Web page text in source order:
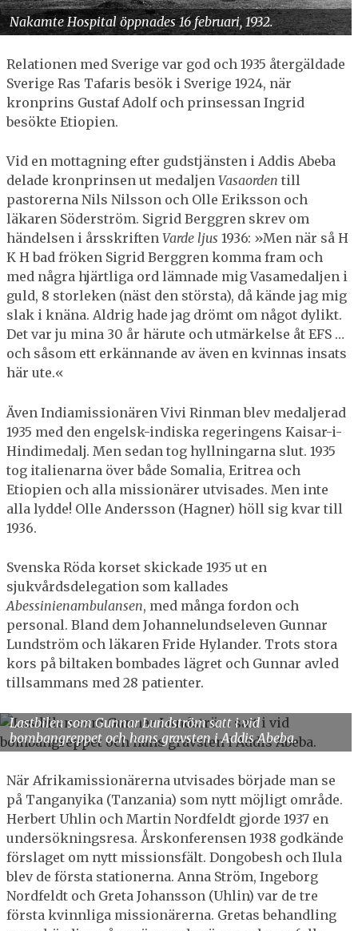
Nakamte Hospital öppnades 16 februari, 1932.
Relationen med Sverige var god och 1935 återgäldade
Sverige Ras Tafaris besök i Sverige 1924, när
kronprins Gustaf Adolf och prinsessan Ingrid
besökte Etiopien.
Vid en mottagning efter gudstjänsten i Addis Abeba
delade kronprinsen ut medaljenVasaorden till
pastorerna Nils Nilsson och Olle Eriksson och
läkaren Söderström. Sigrid Berggren skrev om
händelsen i årsskriftenVarde ljus 1936: »Men när så H
K H bad fröken Sigrid Berggren komma fram och
med några hjärtliga ord lämnade mig Vasamedaljen i
guld, 8 storleken (näst den största), då kände jag mig
slak i knäna. Aldrig hade jag drömt om något dylikt.
Det var ju mina 30 år härute och utmärkelse åt EFS …
och såsom ett erkännande av även en kvinnas insats
här ute.«
Även Indiamissionären Vivi Rinman blev medaljerad
1935 med den engelsk-indiska regeringens Kaisar-i-
Hindimedalj. Men sedan tog hyllningarna slut. 1935
tog italienarna över både Somalia, Eritrea och
Etiopien och alla missionärer utvisades. Men inte
alla lydde! Olle Andersson (Hagner) höll sig kvar till
1936.
Svenska Röda korset skickade 1935 ut en
sjukvårdsdelegation som kallades
Abessinienambulansen, med många fordon och
personal. Bland dem Johannelundseleven Gunnar
Lundström och läkaren Fride Hylander. Trots stora
kors på biltaken bombades lägret och Gunnar avled
tillsammans med 28 patienter.
Lastbilen som Gunnar Lundström satt i vid
bombangreppet och hans gravsten i Addis Abeba.
När Afrikamissionärerna utvisades började man se
på Tanganyika (Tanzania) som nytt möjligt område.
Herbert Uhlin och Martin Nordfeldt gjorde 1937 en
undersökningsresa. Årskonferensen 1938 godkände
förslaget om nytt missionsfält. Dongobesh och Ilula
blev de första stationerna. Anna Ström, Ingeborg
Nordfeldt och Greta Johansson (Uhlin) var de tre
första kvinnliga missionärerna. Gretas behandling